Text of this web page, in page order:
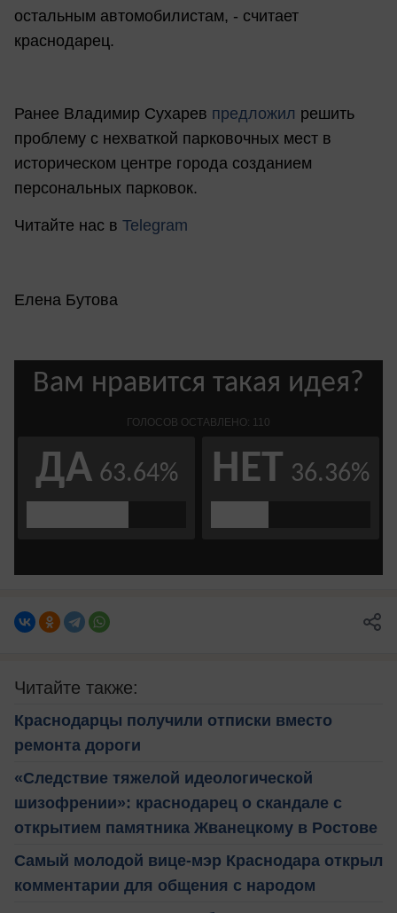
остальным автомобилистам, - считает
краснодарец.
Ранее Владимир Сухарев предложил решить
проблему с нехваткой парковочных мест в
историческом центре города созданием
персональных парковок.
Читайте нас в Telegram
Елена Бутова
Читайте также:
Краснодарцы получили отписки вместо
ремонта дороги
«Следствие тяжелой идеологической
шизофрении»: краснодарец о скандале с
открытием памятника Жванецкому в Ростове
Самый молодой вице-мэр Краснодара открыл
комментарии для общения с народом